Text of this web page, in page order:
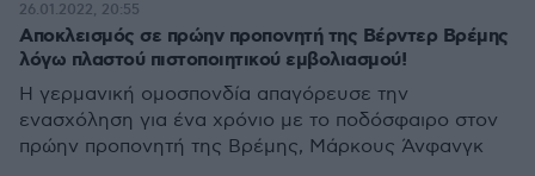
Αποκλεισμός σε πρώην προπονητή της Βέρντερ Βρέμης
λόγω πλαστού πιστοποιητικού εμβολιασμού!
Η γερμανική ομοσπονδία απαγόρευσε την
ενασχόληση για ένα χρόνιο με το ποδόσφαιρο στον
πρώην προπονητή της Βρέμης, Μάρκους Άνφανγκ
26.01.2022, 20:55